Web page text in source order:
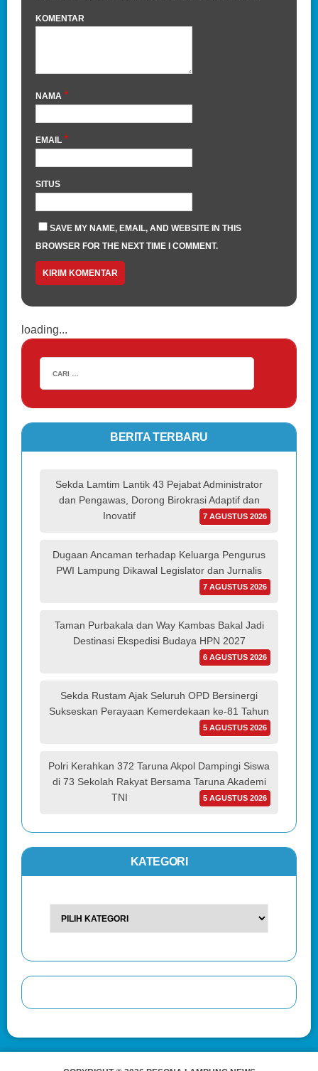
KOMENTAR
NAMA *
EMAIL *
SITUS
SAVE MY NAME, EMAIL, AND WEBSITE IN THIS
BROWSER FOR THE NEXT TIME I COMMENT.
loading...
BERITA TERBARU
Sekda Lamtim Lantik 43 Pejabat Administrator
dan Pengawas, Dorong Birokrasi Adaptif dan
Inovatif
7 AGUSTUS 2026
Dugaan Ancaman terhadap Keluarga Pengurus
PWI Lampung Dikawal Legislator dan Jurnalis
7 AGUSTUS 2026
Taman Purbakala dan Way Kambas Bakal Jadi
Destinasi Ekspedisi Budaya HPN 2027
6 AGUSTUS 2026
Sekda Rustam Ajak Seluruh OPD Bersinergi
Sukseskan Perayaan Kemerdekaan ke-81 Tahun
5 AGUSTUS 2026
Polri Kerahkan 372 Taruna Akpol Dampingi Siswa
di 73 Sekolah Rakyat Bersama Taruna Akademi
TNI
5 AGUSTUS 2026
KATEGORI